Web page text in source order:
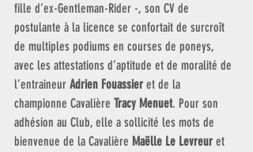
fille d’ex-Gentleman-Rider -, son CV de
postulante à la licence se confortait de surcroît
de multiples podiums en courses de poneys,
avec les attestations d’aptitude et de moralité de
l’entraineur Adrien Fouassier et de la
championne Cavalière Tracy Menuet. Pour son
adhésion au Club, elle a sollicité les mots de
bienvenue de la Cavalière Maëlle Le Levreur et